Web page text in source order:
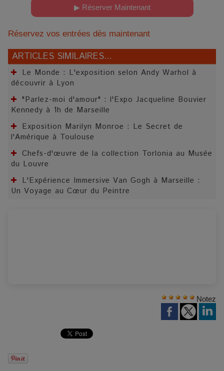
▶ Réserver Maintenant
Réservez vos entrées dès maintenant
ARTICLES SIMILAIRES...
Le Monde : L'exposition selon Andy Warhol à
découvrir à Lyon
"Parlez-moi d'amour" : l'Expo Jacqueline Bouvier
Kennedy à 1h de Marseille
Exposition Marilyn Monroe : Le Secret de
l'Amérique à Toulouse
Chefs-d'œuvre de la collection Torlonia au Musée
du Louvre
L'Expérience Immersive Van Gogh à Marseille :
Un Voyage au Cœur du Peintre
Notez